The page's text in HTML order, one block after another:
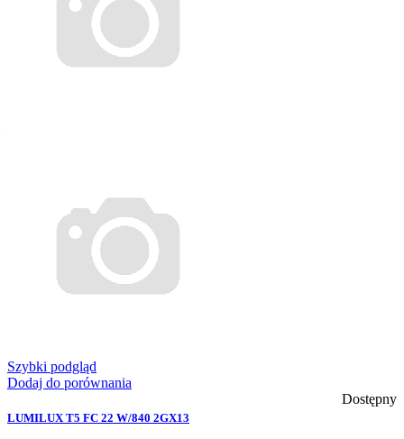
Szybki podgląd
Dodaj do porównania
Dostępny
LUMILUX T5 FC 22 W/840 2GX13